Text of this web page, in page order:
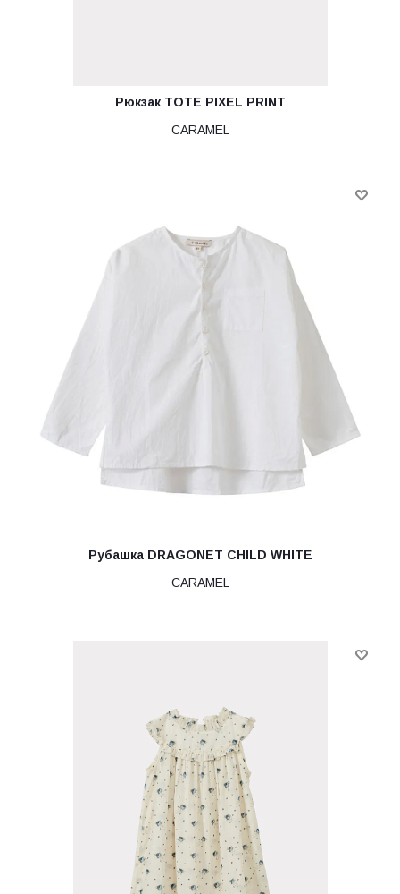
Рюкзак TOTE PIXEL PRINT
CARAMEL
Рубашка DRAGONET CHILD WHITE
CARAMEL